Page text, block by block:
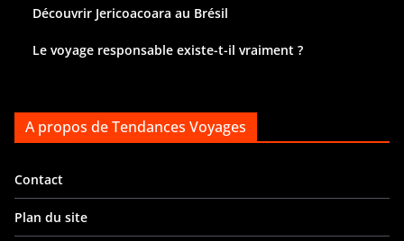
Découvrir Jericoacoara au Brésil
Le voyage responsable existe-t-il vraiment ?
A propos de Tendances Voyages
Contact
Plan du site